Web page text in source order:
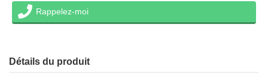
Rappelez-moi
Détails du produit